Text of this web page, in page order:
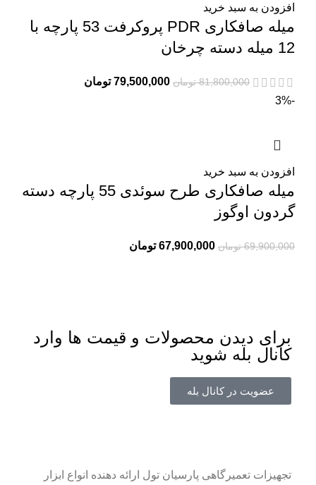
افزودن به سبد خرید
میله صافکاری PDR پروکرفت 53 پارچه با
12 میله دسته چرخان
81,800,000 تومان 79,500,000 تومان
-3%
افزودن به سبد خرید
میله صافکاری طرح سوئدی 55 پارچه دسته
گردون اوگوز
69,900,000 تومان 67,900,000 تومان
برای دیدن محصولات و قیمت ها وارد
کانال بله شوید
عضویت در کانال بله
تجهیزات تعمیرگاهی پارسیان تول ارائه دهنده انواع ابزار